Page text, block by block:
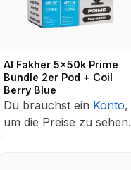
Al Fakher 5x50k Prime
Bundle 2er Pod + Coil
Berry Blue
Du brauchst ein Konto,
um die Preise zu sehen.